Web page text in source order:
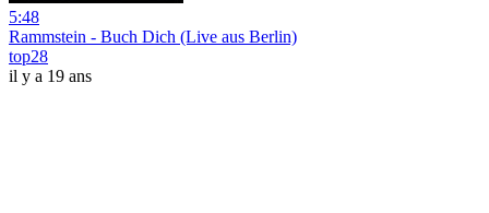
5:48
Rammstein - Buch Dich (Live aus Berlin)
top28
il y a 19 ans